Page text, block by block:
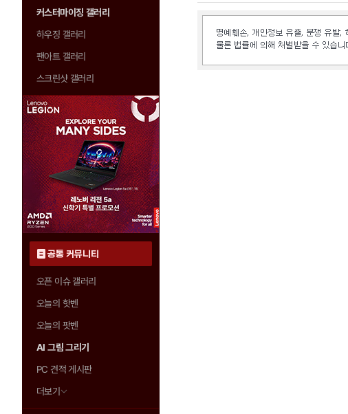
커스터마이징 갤러리
하우징 갤러리
팬아트 갤러리
스크린샷 갤러리
공통 커뮤니티
오픈 이슈 갤러리
오늘의 핫벤
오늘의 팟벤
AI 그림 그리기
PC 견적 게시판
더보기